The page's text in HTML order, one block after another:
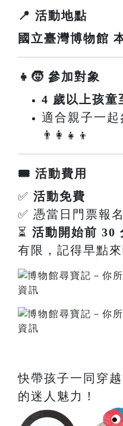
📍 活動地點
國立臺灣博物館
👧🧒 參加對象
4 歲以上孩童
適合親子一
👨‍👩‍👧‍👦
🎟️ 活動費用
✅ 活動免費
✅ 憑當日門票報
⏳ 活動開始前 30
有限，記得早點來
快帶孩子一同穿
的迷人魅力！